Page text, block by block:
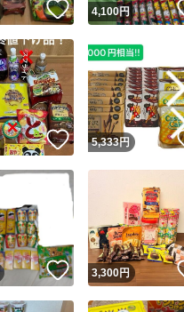
いいね！
4,100円
いいね！
5,333円
いいね！
3,300円